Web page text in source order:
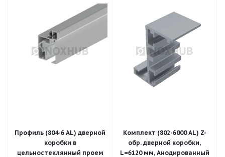
Профиль (804-6 AL) дверной
коробки в
цельностеклянный проем
Комплект (802-6000 AL) Z-
обр. дверной коробки,
L=6120 мм, Анодированный